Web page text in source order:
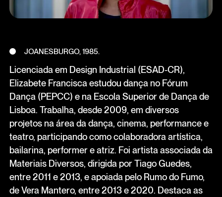
JOANESBURGO, 1985.
Licenciada em Design Industrial (ESAD-CR),
Elizabete Francisca estudou dança no Fórum
Dança (PEPCC) e na Escola Superior de Dança de
Lisboa. Trabalha, desde 2009, em diversos
projetos na área da dança, cinema, performance e
teatro, participando como colaboradora artística,
bailarina, performer e atriz. Foi artista associada da
Materiais Diversos, dirigida por Tiago Guedes,
entre 2011 e 2013, e apoiada pelo Rumo do Fumo,
de Vera Mantero, entre 2013 e 2020. Destaca as